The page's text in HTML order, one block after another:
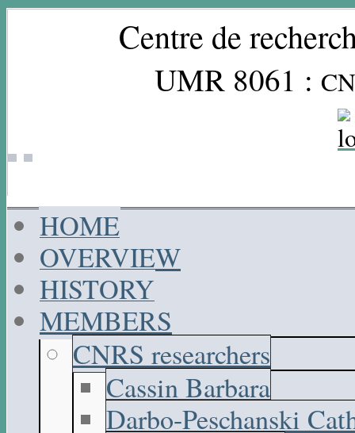
Centre de
UMR 8061 :
HOME
OVERVIEW
HISTORY
MEMBERS
CNRS researchers
Cassin Barbara
Darbo-Peschanski